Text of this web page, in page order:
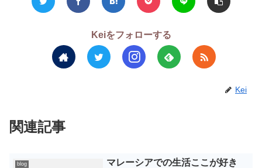
Keiをフォローする
Kei
関連記事
blog
マレーシアでの生活ここが好き